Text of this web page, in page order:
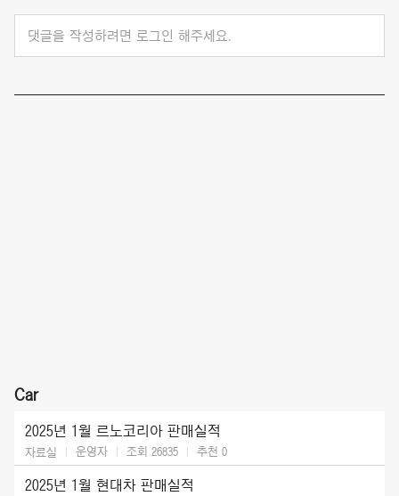
댓글을 작성하려면 로그인 해주세요.
Car
2025년 1월 르노코리아 판매실적
자료실 운영자 조회 26835 추천 0
2025년 1월 현대차 판매실적